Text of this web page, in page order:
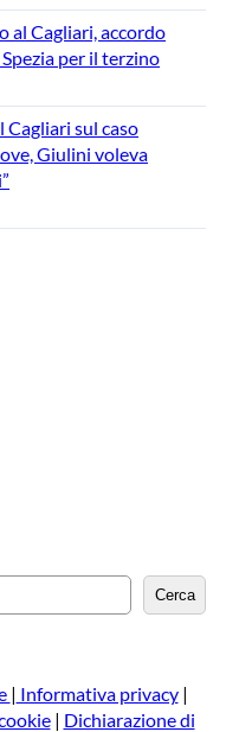
al Cagliari, accordo
per il terzino
Cagliari sul caso
Giulini voleva
Cerca
| Informativa privacy|
| Dichiarazione di